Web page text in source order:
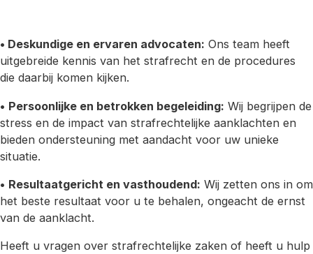
• Deskundige en ervaren advocaten: Ons team heeft
uitgebreide kennis van het strafrecht en de procedures
die daarbij komen kijken.
• Persoonlijke en betrokken begeleiding: Wij begrijpen de
stress en de impact van strafrechtelijke aanklachten en
bieden ondersteuning met aandacht voor uw unieke
situatie.
• Resultaatgericht en vasthoudend: Wij zetten ons in om
het beste resultaat voor u te behalen, ongeacht de ernst
van de aanklacht.
Heeft u vragen over strafrechtelijke zaken of heeft u hulp